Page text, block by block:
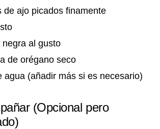
de ajo picados finamente
negra al gusto
de orégano seco
agua (añadir más si es necesario)
(Opcional pero